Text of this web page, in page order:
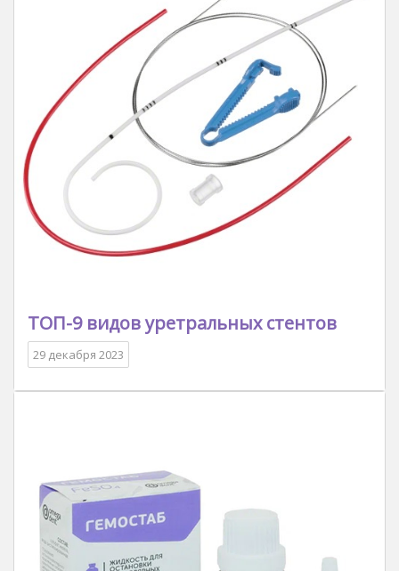
ТОП-9 видов уретральных стентов
29 декабря 2023